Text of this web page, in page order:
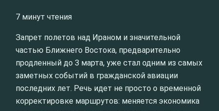
7 минут чтения
Запрет полетов над Ираном и значительной
частью Ближнего Востока, предварительно
продленный до 3 марта, уже стал одним из самых
заметных событий в гражданской авиации
последних лет. Речь идет не просто о временной
корректировке маршрутов: меняется экономика